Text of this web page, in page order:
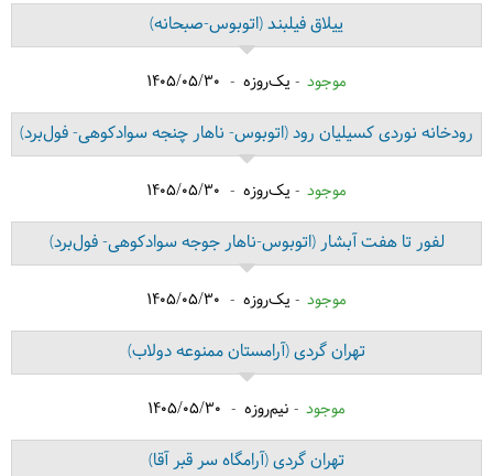
ییلاق فیلبند(اتوبوس-صبحانه)
موجود یک‌روزه 1405/05/30
رودخانه نوردی کسیلیان رود(اتوبوس- ناهار چنجه سوادکوهی- فول‌برد)
موجود یک‌روزه 1405/05/30
لفور تا هفت آبشار(اتوبوس-ناهار جوجه سوادکوهی- فول‌برد)
موجود یک‌روزه 1405/05/30
تهران گردی(آرامستان ممنوعه دولاب)
موجود نیم‌روزه 1405/05/30
تهران گردی(آرامگاه سر قبر آقا)